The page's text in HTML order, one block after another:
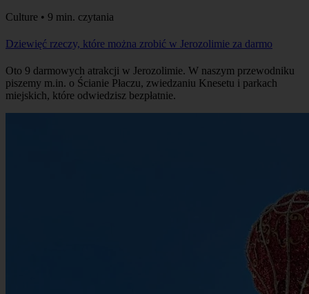
Culture • 9 min. czytania
Dziewięć rzeczy, które można zrobić w Jerozolimie za darmo
Oto 9 darmowych atrakcji w Jerozolimie. W naszym przewodniku
piszemy m.in. o Ścianie Płaczu, zwiedzaniu Knesetu i parkach
miejskich, które odwiedzisz bezpłatnie.